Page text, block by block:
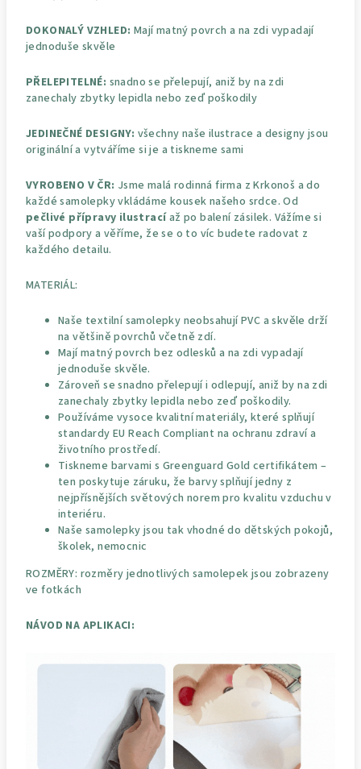
DOKONALÝ VZHLED: Mají matný povrch a na zdi vypadají
jednoduše skvěle
PŘELEPITELNÉ: snadno se přelepují, aniž by na zdi
zanechaly zbytky lepidla nebo zeď poškodily
JEDINEČNÉ DESIGNY: všechny naše ilustrace a designy jsou
originální a vytváříme si je a tiskneme sami
VYROBENO V ČR: Jsme malá rodinná firma z Krkonoš a do
každé samolepky vkládáme kousek našeho srdce. Od
pečlivé přípravy ilustracíaž po balení zásilek. Vážíme si
vaší podpory a věříme, že se o to víc budete radovat z
každého detailu.
MATERIÁL:
Naše textilní samolepky neobsahují PVC a skvěle drží
na většině povrchů včetně zdí.
Mají matný povrch bez odlesků a na zdi vypadají
jednoduše skvěle.
Zároveň se snadno přelepují i odlepují, aniž by na zdi
zanechaly zbytky lepidla nebo zeď poškodily.
Používáme vysoce kvalitní materiály, které splňují
standardy EU Reach Compliant na ochranu zdraví a
životního prostředí.
Tiskneme barvami s Greenguard Gold certifikátem –
ten poskytuje záruku, že barvy splňují jedny z
nejpřísnějších světových norem pro kvalitu vzduchu v
interiéru.
Naše samolepky jsou tak vhodné do dětských pokojů,
školek, nemocnic
ROZMĚRY: rozměry jednotlivých samolepek jsou zobrazeny
ve fotkách
NÁVOD NA APLIKACI: